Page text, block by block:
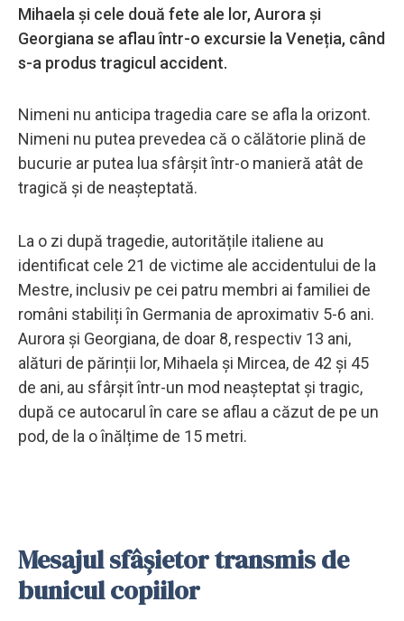
Mihaela și cele două fete ale lor, Aurora și
Georgiana se aflau într-o excursie la Veneția, când
s-a produs tragicul accident.
Nimeni nu anticipa tragedia care se afla la orizont.
Nimeni nu putea prevedea că o călătorie plină de
bucurie ar putea lua sfârșit într-o manieră atât de
tragică și de neașteptată.
La o zi după tragedie, autoritățile italiene au
identificat cele 21 de victime ale accidentului de la
Mestre, inclusiv pe cei patru membri ai familiei de
români stabiliți în Germania de aproximativ 5-6 ani.
Aurora și Georgiana, de doar 8, respectiv 13 ani,
alături de părinții lor, Mihaela și Mircea, de 42 și 45
de ani, au sfârșit într-un mod neașteptat și tragic,
după ce autocarul în care se aflau a căzut de pe un
pod, de la o înălțime de 15 metri.
Mesajul sfâșietor transmis de
bunicul copiilor